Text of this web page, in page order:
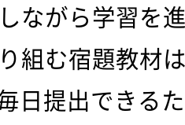
ながら学習を
組む宿題教材
日提出できる